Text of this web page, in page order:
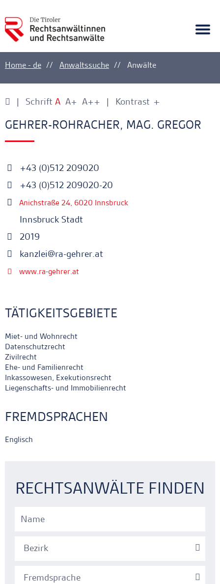
Ankerlink
Home - de Anwaltssuche Anwälte
Schrift A A+ A++ Kontrast +
-
Ankerlink
GEHRER-ROHRACHER, MAG. GREGOR
+43 (0)512 209020
+43 (0)512 209020-20
Anichstraße 24, 6020 Innsbruck
Innsbruck Stadt
2019
kanzlei@ra-gehrer.at
www.ra-gehrer.at
TÄTIGKEITSGEBIETE
Miet- und Wohnrecht
Datenschutzrecht
Zivilrecht
Ehe- und Familienrecht
Inkassowesen, Exekutionsrecht
Liegenschafts- und Immobilienrecht
FREMDSPRACHEN
Englisch
RECHTSANWÄLTE FINDEN
Bezirk
Fremdsprache